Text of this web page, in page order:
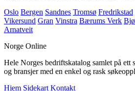
Oslo Bergen Sandnes Tromsø Fredrikstad
Vikersund Gran Vinstra Bærums Verk
Arnatveit
Norge Online
Hele Norges bedriftskatalog samlet på ett
og bransjer med en enkel og rask
Hjem Sidekart Kontakt